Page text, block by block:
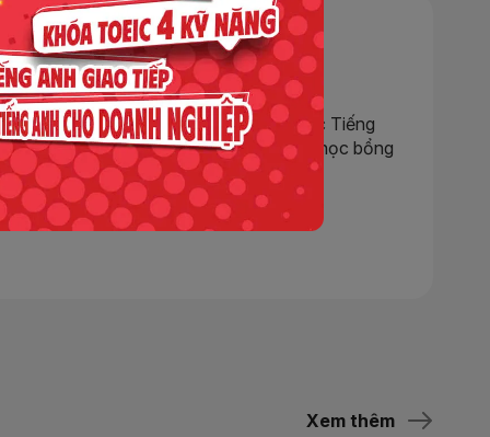
chân thực về hành trình chinh phục Tiếng
các khóa học, sự kiện hấp dẫn, cơ hội học bổng
Xem thêm